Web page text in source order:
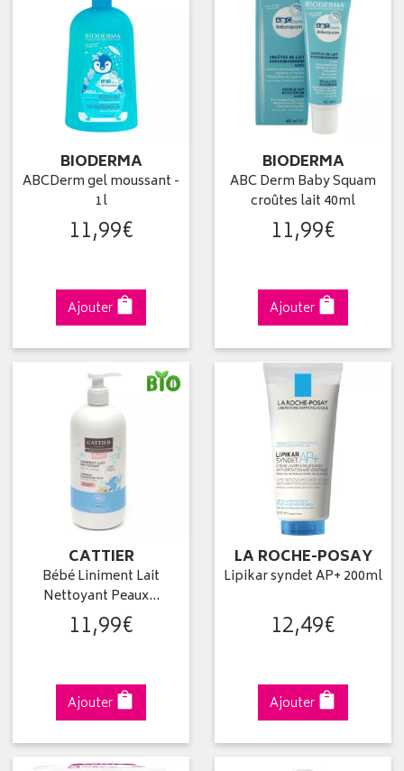
BIODERMA
ABCDerm gel moussant -
1l
11,99€
Ajouter
BIODERMA
ABC Derm Baby Squam
croûtes lait 40ml
11,99€
Ajouter
CATTIER
Bébé Liniment Lait
Nettoyant Peaux…
11,99€
Ajouter
LA ROCHE-POSAY
Lipikar syndet AP+ 200ml
12,49€
Ajouter